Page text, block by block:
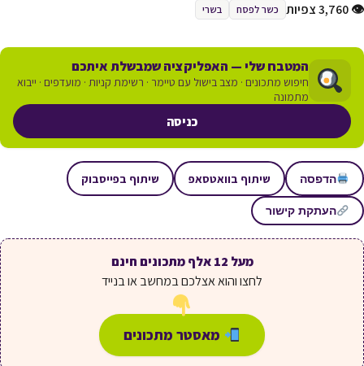
👁 3,760 צפיות כשר לפסח בשרי
המטבח שלי — האפליקציה שמבשלת איתכם
חיפוש מתכונים · מצב בישול עם טיימר · רשימת קניות · מועדפים · ייבוא
מתמונה
כניסה
הדפסה שיתוף בוואטסאפ שיתוף בפייסבוק
העתקת קישור
מעל 12 אלף מתכונים חינם
לחצו והוא אצלכם במחשב או בנייד
מאסטר מתכונים